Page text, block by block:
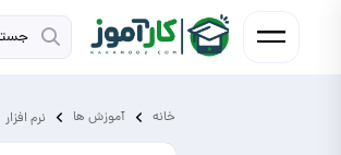
خانه آموزش ‌ها نرم افزار